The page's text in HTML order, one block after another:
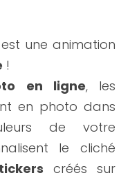
est une animation
!
en ligne, les
en photo dans
de votre
le cliché
créés sur